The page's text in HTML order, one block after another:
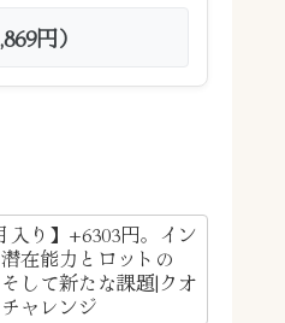
円）
入り】+6303円。イン
在能力とロットの
して新たな課題|クオ
ャレンジ